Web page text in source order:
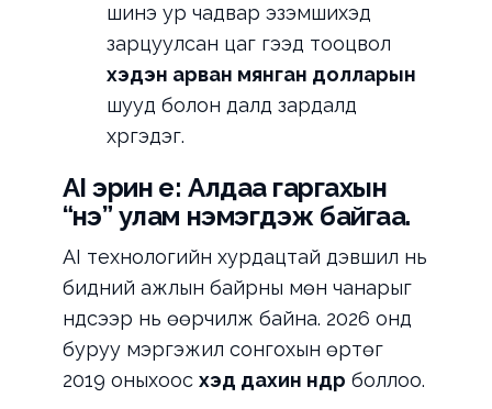
шинэ ур чадвар эзэмшихэд
зарцуулсан цаг гээд тооцвол
хэдэн арван мянган долларын
шууд болон далд зардалд
хүргэдэг.
AI эрин үе: Алдаа гаргахын
“үнэ” улам нэмэгдэж байгаа.
AI технологийн хурдацтай дэвшил нь
бидний ажлын байрны мөн чанарыг
үндсээр нь өөрчилж байна. 2026 онд
буруу мэргэжил сонгохын өртөг
2019 оныхоос хэд дахин өндөр боллоо.